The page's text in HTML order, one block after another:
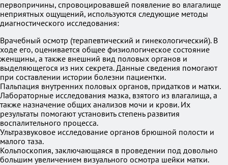
первопричины, спровоцировавшей появление во влагалище
неприятных ощущений, используются следующие методы
диагностического исследования:
Врачебный осмотр (терапевтический и гинекологический). В
ходе его, оценивается общее физиологическое состояние
женщины, а также внешний вид половых органов и
выделяющегося из них секрета. Данные сведения помогают
при составлении истории болезни пациентки.
Пальпация внутренних половых органов, придатков и матки.
Лабораторные исследования мазка, взятого из влагалища, а
также назначение общих анализов мочи и крови. Их
результаты помогают установить степень развития
воспалительного процесса.
Ультразвуковое исследование органов брюшной полости и
малого таза.
Кольпоскопия, заключающаяся в проведении под довольно
большим увеличением визуального осмотра шейки матки.